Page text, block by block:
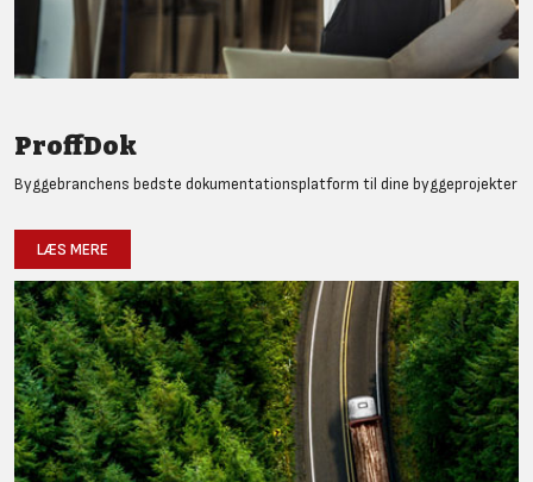
ProffDok
Byggebranchens bedste dokumentationsplatform til dine byggeprojekter
LÆS MERE